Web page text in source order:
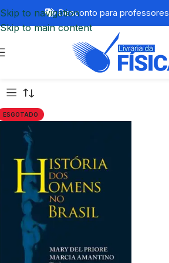
Skip to navigation
Skip to main content
Desconto para professores,
ESGOTADO